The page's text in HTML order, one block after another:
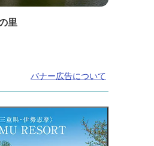
里
バナー広告について